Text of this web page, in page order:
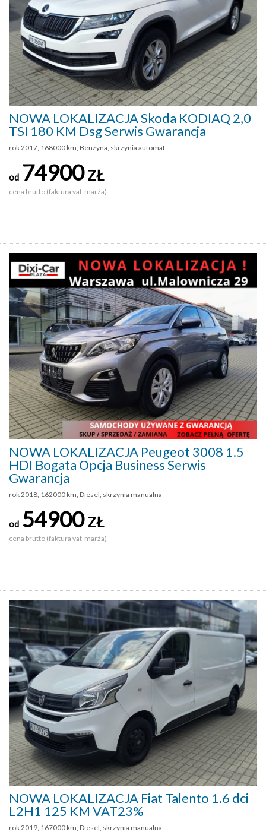
NOWA LOKALIZACJA Skoda KODIAQ 2,0
TSI 180 KM Dsg Serwis Gwarancja
rok 2017, 168000 km, Benzyna, skrzynia automat
od 74900ZŁ
cena brutto (faktura vat-marża)
NOWA LOKALIZACJA Peugeot 3008 1.5
HDI Bogata Opcja Business Serwis
Gwarancja
rok 2018, 162000 km, Diesel, skrzynia manualna
od 54900ZŁ
cena brutto (faktura vat-marża)
NOWA LOKALIZACJA Fiat Talento 1.6 dci
L2H1 125 KM VAT23%
rok 2019, 167000 km, Diesel, skrzynia manualna